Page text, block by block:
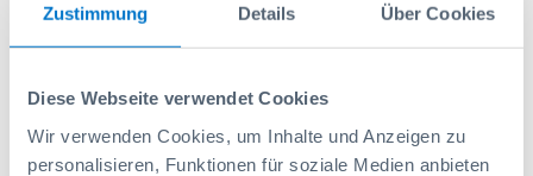
Zustimmung Details Über Cookies
Diese Webseite verwendet Cookies
Wir verwenden Cookies, um Inhalte und Anzeigen zu
personalisieren, Funktionen für soziale Medien anbieten
Show Password
Passwort vergessen?